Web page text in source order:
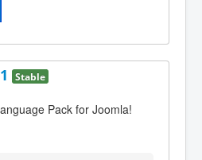
Stable
Pack for Joomla!